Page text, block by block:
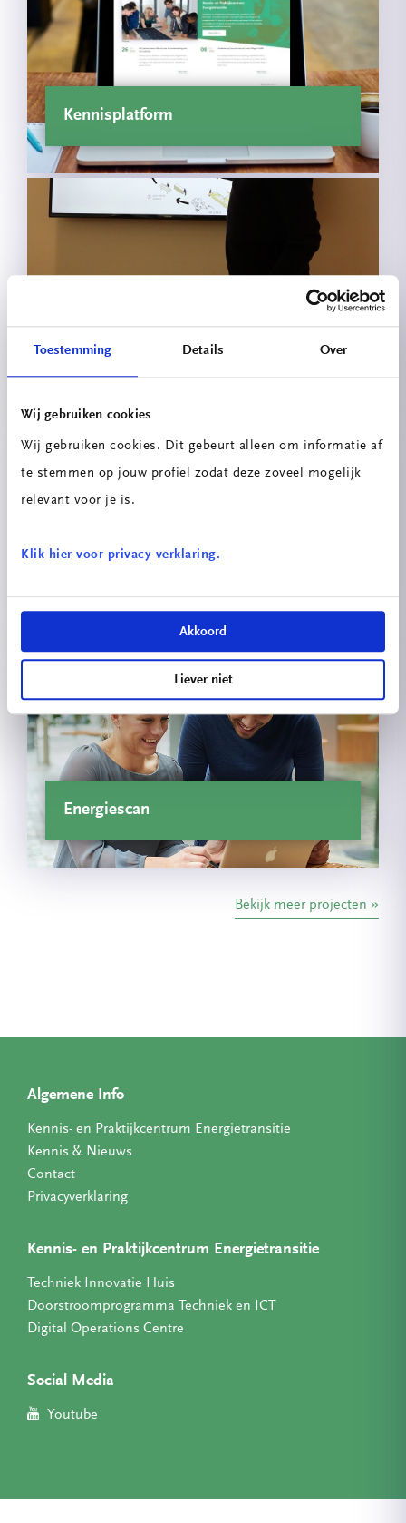
Toestemming Details Over
Wij gebruiken cookies
Wij gebruiken cookies. Dit gebeurt alleen om informatie af
te stemmen op jouw profiel zodat deze zoveel mogelijk
relevant voor je is.
Klik hier voor privacy verklaring.
Akkoord
Liever niet
Kennisplatform
Circulaire Portiersloge
Innovatieprojecten School voor
Energiescan
Bekijk meer projecten
Algemene Info
Kennis- en Praktijkcentrum Energietransitie
Kennis & Nieuws
Contact
Privacyverklaring
Kennis- en Praktijkcentrum Energietransitie
Techniek Innovatie Huis
Doorstroomprogramma Techniek en ICT
Digital Operations Centre
Social Media
Youtube